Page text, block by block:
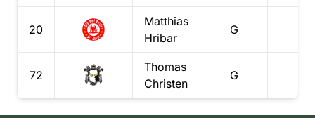
20
Matthias
Hribar
G
72
Thomas
Christen
G